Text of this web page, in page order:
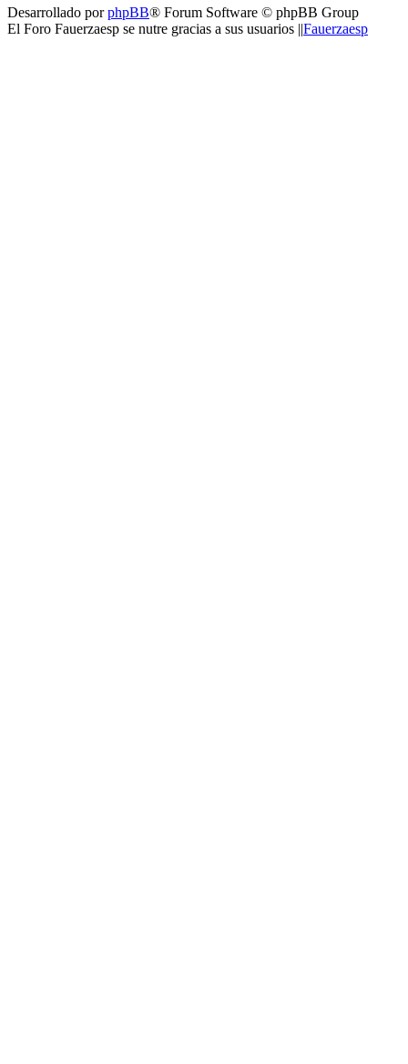
Desarrollado porphpBB® Forum Software © phpBB Group
El Foro Fauerzaesp se nutre gracias a sus usuarios ||Fauerzaesp